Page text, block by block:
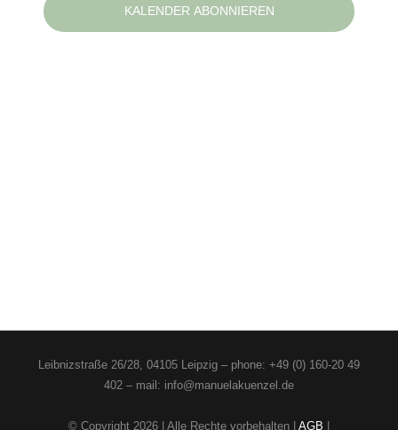
KALENDER ABONNIEREN
Leibnizstraße 26/28, 04105 Leipzig – phone: +49 (0) 160-20 49
402 – mail: info@manuelakuenzel.de
© Copyright 2026 | Alle Rechte vorbehalten | AGB